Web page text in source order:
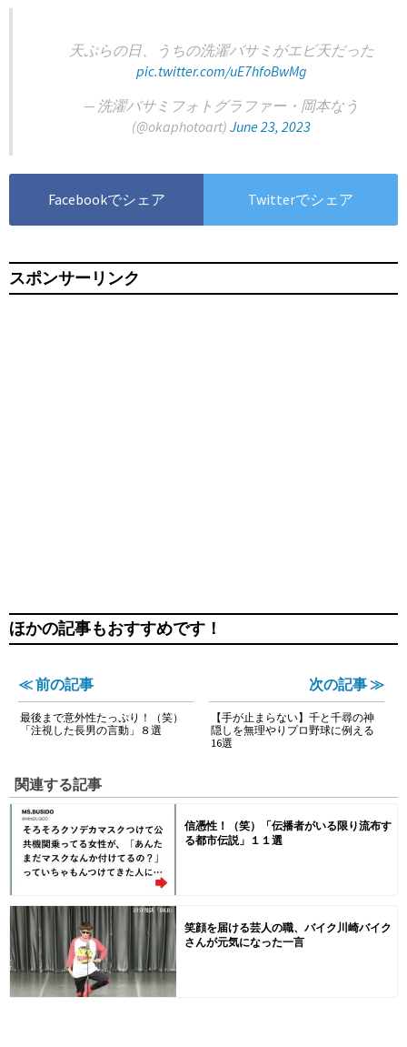
天ぷらの日、うちの洗濯バサミがエビ天だった
pic.twitter.com/uE7hfoBwMg
— 洗濯バサミフォトグラファー・岡本なう
(@okaphotoart) June 23, 2023
Facebookでシェア Twitterでシェア
スポンサーリンク
ほかの記事もおすすめです！
≪ 前の記事
最後まで意外性たっぷり！（笑）
「注視した長男の言動」８選
次の記事 ≫
【手が止まらない】千と千尋の神
隠しを無理やりプロ野球に例える
16選
関連する記事
信憑性！（笑）「伝播者がいる限り流布す
る都市伝説」１１選
笑顔を届ける芸人の職、バイク川崎バイク
さんが元気になった一言